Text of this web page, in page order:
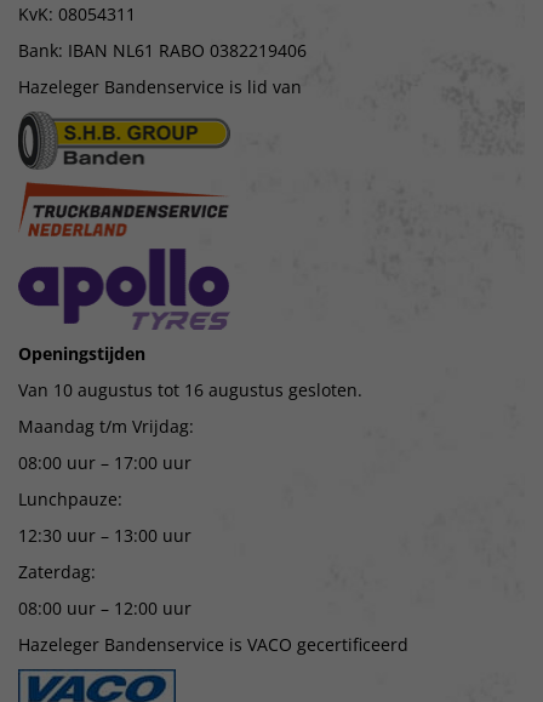
KvK: 08054311
Bank: IBAN NL61 RABO 0382219406
Hazeleger Bandenservice is lid van
Openingstijden
Van 10 augustus tot 16 augustus gesloten.
Maandag t/m Vrijdag:
08:00 uur – 17:00 uur
Lunchpauze:
12:30 uur – 13:00 uur
Zaterdag:
08:00 uur – 12:00 uur
Hazeleger Bandenservice is VACO gecertificeerd